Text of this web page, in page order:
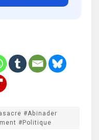
#Abinader
#Politique